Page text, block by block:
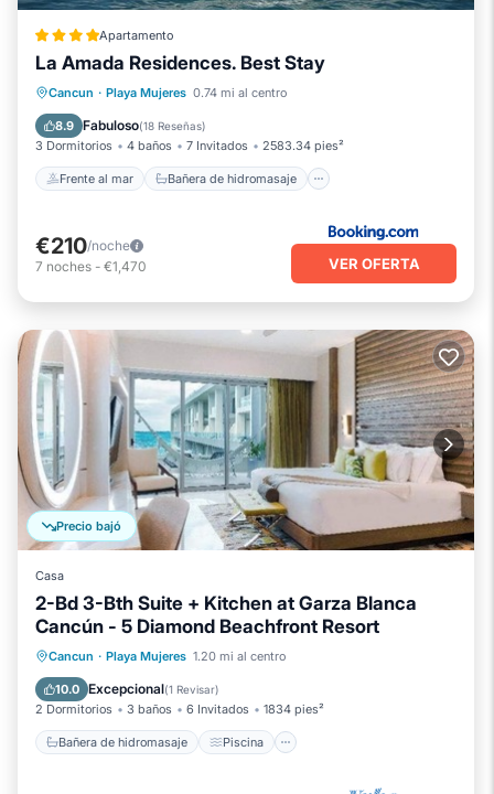
Apartamento
La Amada Residences. Best Stay
Cancun · Playa Mujeres 0.74 mi al centro
8.9 Fabuloso(18 Reseñas)
3 Dormitorios 4 baños 7 Invitados 2583.34 pies²
Frente al mar Bañera de hidromasaje
Frente al mar
Bañera de hidromasaje
Aparcamiento
€210/noche
7 noches - €1,470 VER OFERTA
Precio bajó
Casa
2-Bd 3-Bth Suite + Kitchen at Garza Blanca
Cancún - 5 Diamond Beachfront Resort
Cancun · Playa Mujeres 1.20 mi al centro
10.0 Excepcional(1 Revisar)
2 Dormitorios 3 baños 6 Invitados 1834 pies²
Bañera de hidromasaje Piscina
Bañera de hidromasaje
Piscina
Vista al mar